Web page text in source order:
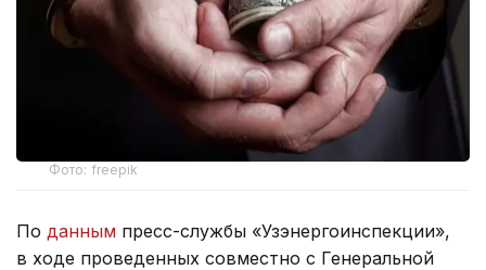
Фото: freepik
По данным пресс-службы «Узэнергоинспекции»,
в ходе проведенных совместно с Генеральной